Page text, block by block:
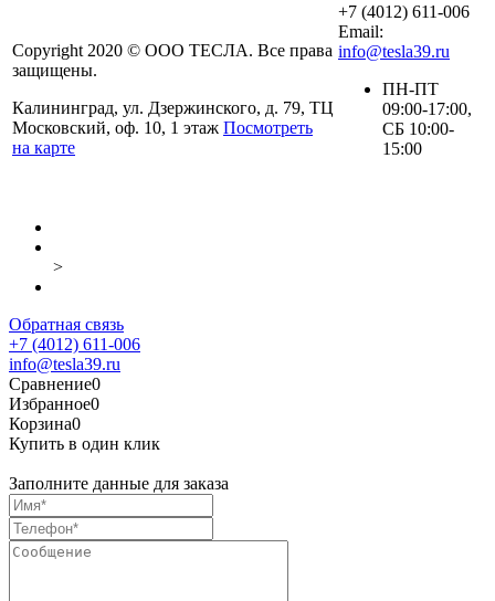
Copyright 2020 © ООО ТЕСЛА. Все права
защищены.
Калининград, ул. Дзержинского, д. 79, ТЦ
Московский, оф. 10, 1 этаж Посмотреть
на карте
+7 (4012) 611-006
Email:
info@tesla39.ru
ПН-ПТ
09:00-17:00,
СБ 10:00-
15:00
>
Обратная связь
+7 (4012) 611-006
info@tesla39.ru
Сравнение0
Избранное0
Корзина0
Купить в один клик
Заполните данные для заказа